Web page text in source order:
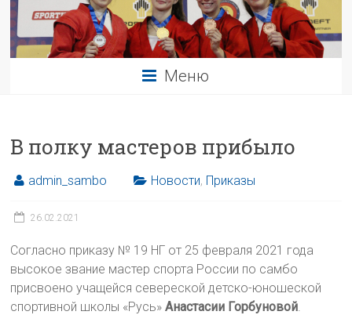
Меню
В полку мастеров прибыло
admin_sambo Новости, Приказы
26.02.2021
Согласно приказу № 19 НГ от 25 февраля 2021 года
высокое звание мастер спорта России по самбо
присвоено учащейся севереской детско-юношеской
спортивной школы «Русь»Анастасии Горбуновой.